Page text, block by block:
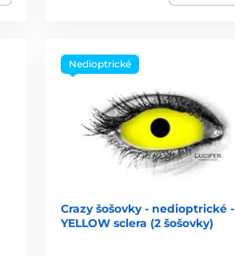
Nedioptrické
Crazy šošovky - nedioptrické -
YELLOW sclera (2 šošovky)